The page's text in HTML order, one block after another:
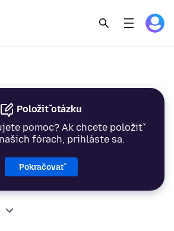
Položiť otázku
pomoc? Ak chcete položiť
fórach, prihláste sa.
Pokračovať